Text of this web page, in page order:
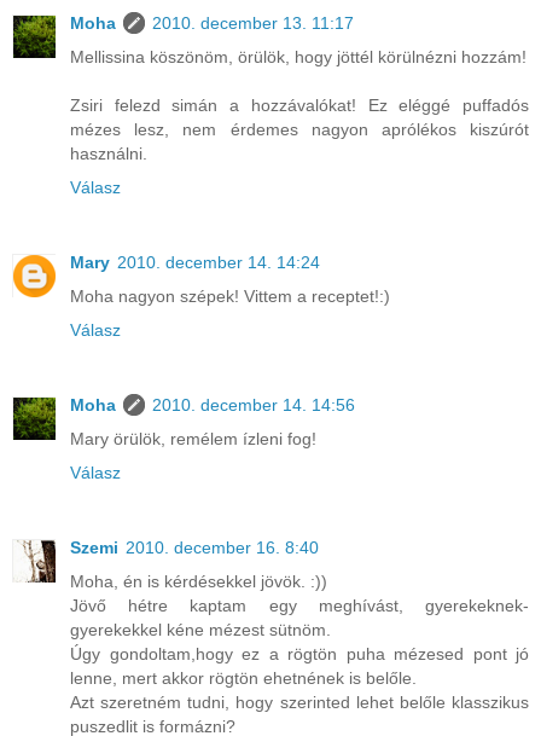
Moha
2010. december 13. 11:17
Mellissina köszönöm, örülök, hogy jöttél körülnézni hozzám!
Zsiri felezd simán a hozzávalókat! Ez eléggé puffadós
mézes lesz, nem érdemes nagyon aprólékos kiszúrót
használni.
Válasz
Mary 2010. december 14. 14:24
Moha nagyon szépek! Vittem a receptet!:)
Válasz
Moha
2010. december 14. 14:56
Mary örülök, remélem ízleni fog!
Válasz
Szemi 2010. december 16. 8:40
Moha, én is kérdésekkel jövök. :))
Jövő hétre kaptam egy meghívást, gyerekeknek-
gyerekekkel kéne mézest sütnöm.
Úgy gondoltam,hogy ez a rögtön puha mézesed pont jó
lenne, mert akkor rögtön ehetnének is belőle.
Azt szeretném tudni, hogy szerinted lehet belőle klasszikus
puszedlit is formázni?